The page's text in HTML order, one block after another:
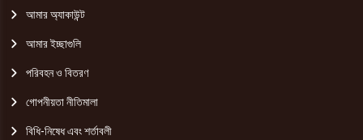
আমার অ্যাকাউন্ট
আমার ইচ্ছাগুলি
পরিবহন ও বিতরণ
গোপনীয়তা নীতিমালা
বিধি-নিষেধ এবং শর্তাবলী